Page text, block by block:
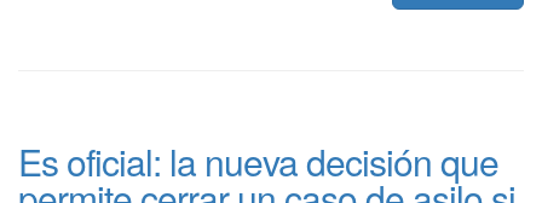
Es oficial: la nueva decisión que